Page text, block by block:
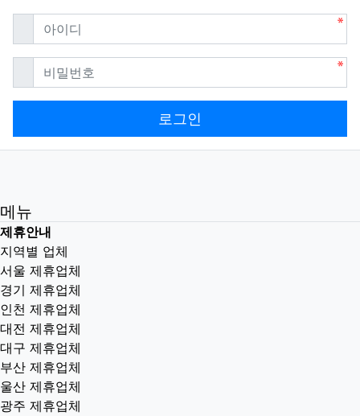
아이디필수
비밀번호필수
로그인
메뉴
제휴안내
지역별 업체
서울 제휴업체
경기 제휴업체
인천 제휴업체
대전 제휴업체
대구 제휴업체
부산 제휴업체
울산 제휴업체
광주 제휴업체